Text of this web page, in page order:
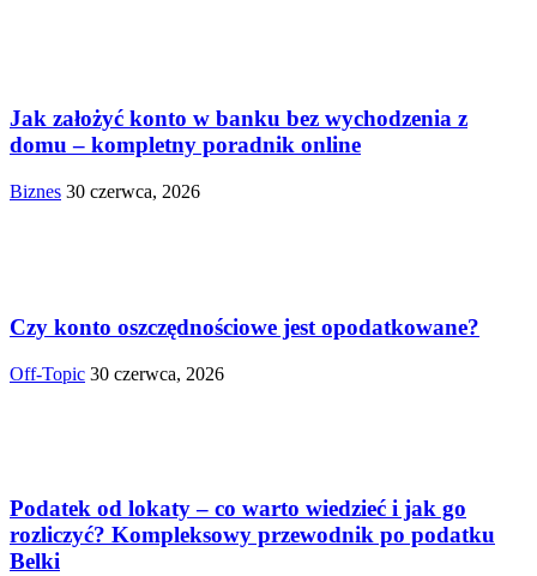
Jak założyć konto w banku bez wychodzenia z
domu – kompletny poradnik online
Biznes 30 czerwca, 2026
Czy konto oszczędnościowe jest opodatkowane?
Off-Topic 30 czerwca, 2026
Podatek od lokaty – co warto wiedzieć i jak go
rozliczyć? Kompleksowy przewodnik po podatku
Belki